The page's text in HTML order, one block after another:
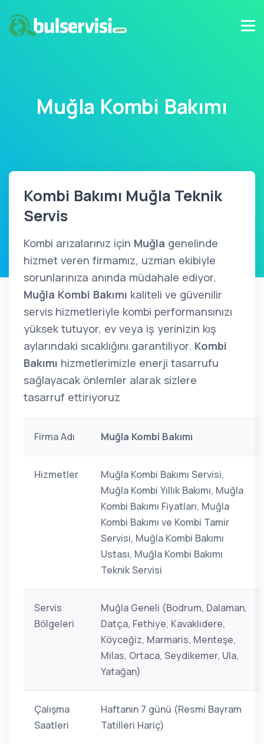
Muğla Kombi Bakımı
Kombi Bakımı Muğla Teknik
Servis
Kombi arızalarınız için Muğla genelinde
hizmet veren firmamız, uzman ekibiyle
sorunlarınıza anında müdahale ediyor.
Muğla Kombi Bakımı kaliteli ve güvenilir
servis hizmetleriyle kombi performansınızı
yüksek tutuyor, ev veya iş yerinizin kış
aylarındaki sıcaklığını garantiliyor. Kombi
Bakımı hizmetlerimizle enerji tasarrufu
sağlayacak önlemler alarak sizlere
tasarruf ettiriyoruz
Firma Adı Muğla Kombi Bakımı
Hizmetler
Muğla Kombi Bakımı Servisi,
Muğla Kombi Yıllık Bakımı, Muğla
Kombi Bakımı Fiyatları, Muğla
Kombi Bakımı ve Kombi Tamir
Servisi, Muğla Kombi Bakımı
Ustası, Muğla Kombi Bakımı
Teknik Servisi
Servis
Bölgeleri
Muğla Geneli (Bodrum, Dalaman,
Datça, Fethiye, Kavaklıdere,
Köyceğiz, Marmaris, Menteşe,
Milas, Ortaca, Seydikemer, Ula,
Yatağan)
Çalışma
Saatleri
Haftanın 7 günü (Resmi Bayram
Tatilleri Hariç)